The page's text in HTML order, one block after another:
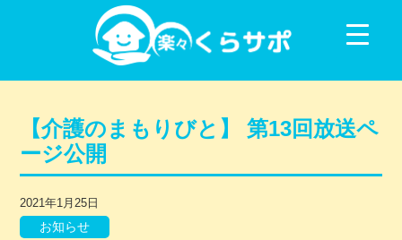
コンテンツに移動
【介護のまもりびと】 第13回放送ペ
ージ公開
2021年1月25日
お知らせ